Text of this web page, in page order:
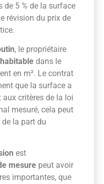
de 5 % de la surface
révision du prix de
, le propriétaire
dans le
en m². Le contrat
que la surface a
critères de la loi
mesuré, cela peut
la part du
est
mesure peut avoir
importantes, que